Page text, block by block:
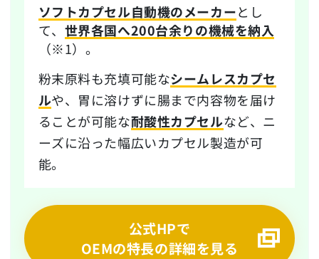
ソフトカプセル自動機のメーカーとし
て、 世界各国へ200台余りの機械を納入
（※1）。
粉末原料も充填可能なシームレスカプセ
ルや、胃に溶けずに腸まで内容物を届け
ることが可能な耐酸性カプセルなど、ニ
ーズに沿った幅広いカプセル製造が可
能。
公式HPで
OEMの特長の詳細を見る